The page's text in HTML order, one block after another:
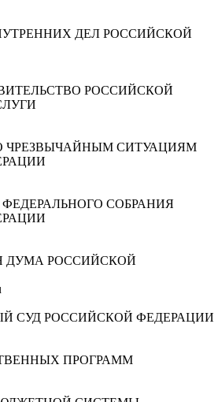
ДЕЛ РОССИЙСКОЙ
РОССИЙСКОЙ
ЧРЕЗВЫЧАЙНЫМ СИТУАЦИЯМ
СОБРАНИЯ
ДУМА РОССИЙСКОЙ
СУД РОССИЙСКОЙ ФЕДЕРАЦИИ
ПРОГРАММ